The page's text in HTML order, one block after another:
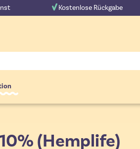
Kostenlose Rückgabe
(Hemplife)